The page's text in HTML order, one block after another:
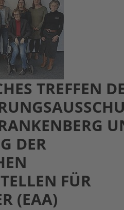
TREFFEN
DER
FÜR
(EAA)